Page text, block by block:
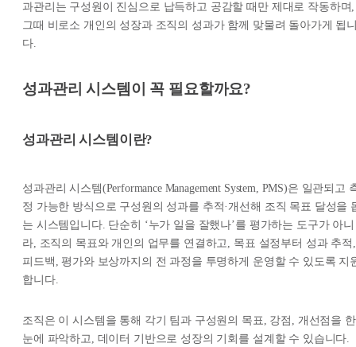
과관리는 구성원이 진심으로 납득하고 공감할 때만 제대로 작동하며,
그때 비로소 개인의 성장과 조직의 성과가 함께 맞물려 돌아가게 됩
다.
성과관리 시스템이 꼭 필요할까요?
성과관리 시스템이란?
성과관리 시스템(Performance Management System, PMS)은 일관되고
정 가능한 방식으로 구성원의 성과를 추적·개선해 조직 목표 달성을
는 시스템입니다. 단순히 ‘누가 일을 잘했나’를 평가하는 도구가 아니
라, 조직의 목표와 개인의 업무를 연결하고, 목표 설정부터 성과 추적,
피드백, 평가와 보상까지의 전 과정을 투명하게 운영할 수 있도록 지
합니다.
조직은 이 시스템을 통해 각기 팀과 구성원의 목표, 강점, 개선점을 한
눈에 파악하고, 데이터 기반으로 성장의 기회를 설계할 수 있습니다.